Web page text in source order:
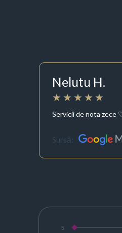
Nelutu H.
Servicii de nota zece
Sursă:
5